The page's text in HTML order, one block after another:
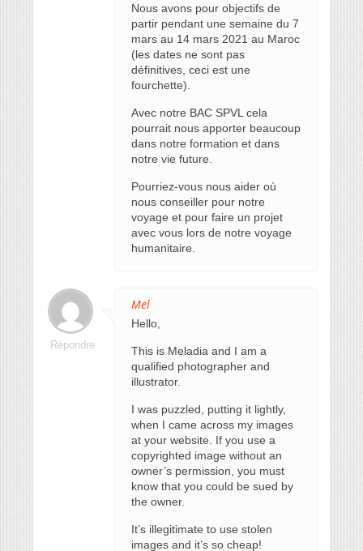
Nous avons pour objectifs de
partir pendant une semaine du 7
mars au 14 mars 2021 au Maroc
(les dates ne sont pas
définitives, ceci est une
fourchette).
Avec notre BAC SPVL cela
pourrait nous apporter beaucoup
dans notre formation et dans
notre vie future.
Pourriez-vous nous aider où
nous conseiller pour notre
voyage et pour faire un projet
avec vous lors de notre voyage
humanitaire.
Mel
Hello,
This is Meladia and I am a
qualified photographer and
illustrator.
I was puzzled, putting it lightly,
when I came across my images
at your website. If you use a
copyrighted image without an
owner’s permission, you must
know that you could be sued by
the owner.
It’s illegitimate to use stolen
images and it’s so сheap!
Répondre